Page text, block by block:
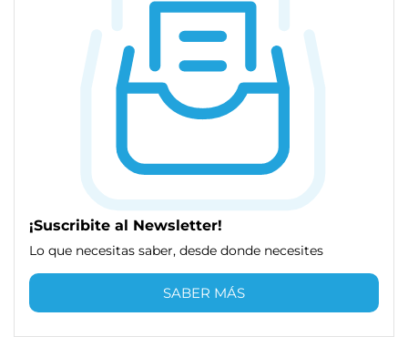
¡Suscribite al Newsletter!
Lo que necesitas saber, desde donde necesites
SABER MÁS